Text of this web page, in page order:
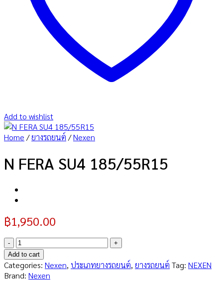
Add to wishlist
Home /ยางรถยนต์ /Nexen
N FERA SU4 185/55R15
฿1,950.00
N
FERA
SU4
185/55R15
Add to cart
Categories: Nexen, ประเภทยางรถยนต์, ยางรถยนต์ Tag: NEXEN
Brand: Nexen